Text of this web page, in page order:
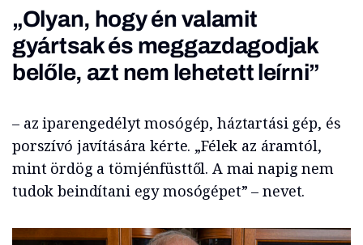
„Olyan, hogy én valamit
gyártsak és meggazdagodjak
belőle, azt nem lehetett leírni”
– az iparengedélyt mosógép, háztartási gép, és
porszívó javítására kérte. „Félek az áramtól,
mint ördög a tömjénfüsttől. A mai napig nem
tudok beindítani egy mosógépet” – nevet.